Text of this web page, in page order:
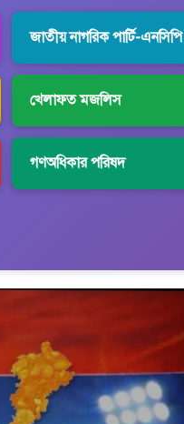
জাতীয় নাগরিক পার্টি-এনসিপি
খেলাফত মজলিস
গণঅধিকার পরিষদ